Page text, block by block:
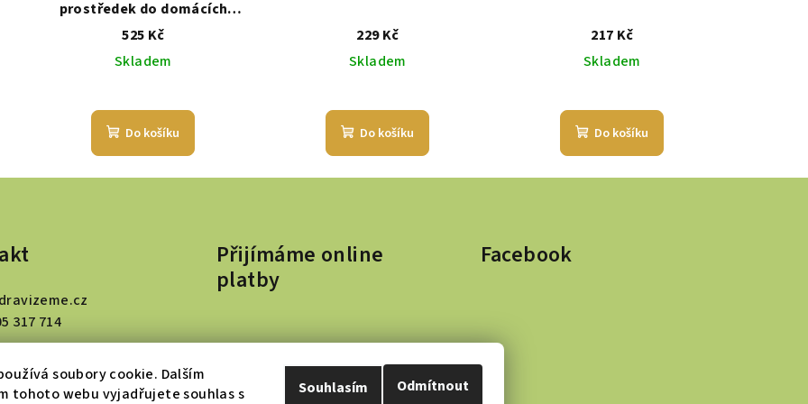
soubory cookie. Dalším
tohoto webu vyjadřujete souhlas s
Odmítnout
Souhlasím
prostředek do domácích
myček na nádobí
525 Kč
Skladem
Do košíku
229 Kč
Skladem
Do košíku
217 Kč
Skladem
Do košíku
317 714
Přijímáme online
platby
Facebook